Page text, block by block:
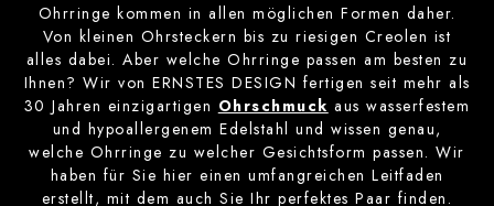
Ohrringe kommen in allen möglichen Formen daher.
Von kleinen Ohrsteckern bis zu riesigen Creolen ist
alles dabei. Aber welche Ohrringe passen am besten zu
Ihnen? Wir von ERNSTES DESIGN fertigen seit mehr als
30 Jahren einzigartigen Ohrschmuck aus wasserfestem
und hypoallergenem Edelstahl und wissen genau,
welche Ohrringe zu welcher Gesichtsform passen. Wir
haben für Sie hier einen umfangreichen Leitfaden
erstellt, mit dem auch Sie Ihr perfektes Paar finden.